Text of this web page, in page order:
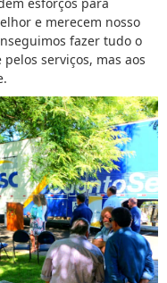
e merecem nosso
fazer tudo o
serviços, mas aos